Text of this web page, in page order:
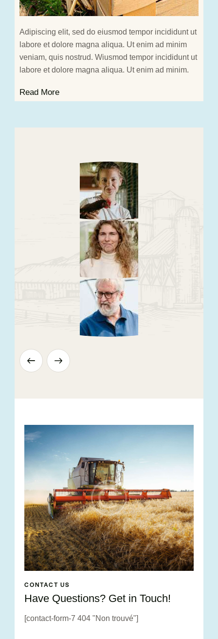
Adipiscing elit, sed do eiusmod tempor incididunt ut
labore et dolore magna aliqua. Ut enim ad minim
veniam, quis nostrud. Wiusmod tempor incididunt ut
labore et dolore magna aliqua. Ut enim ad minim.
Read More
CONTACT US
Have Questions? Get in Touch!
[contact-form-7 404 "Non trouvé"]